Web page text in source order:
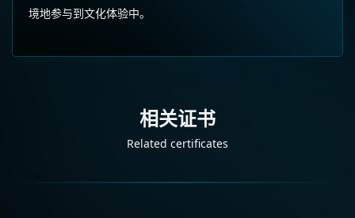
境地参与到文化体验中。
相关证书
Related certificates